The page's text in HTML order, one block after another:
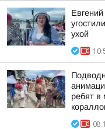
ухой
ребят в